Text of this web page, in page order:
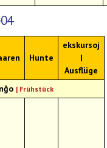
Hunte
ekskursoj
|
Ausflüge
| Frühstück